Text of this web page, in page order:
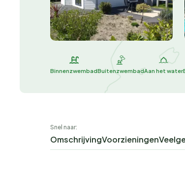
BinnenzwembadBuitenzwembadAan het water
Snel naar:
OmschrijvingVoorzieningen